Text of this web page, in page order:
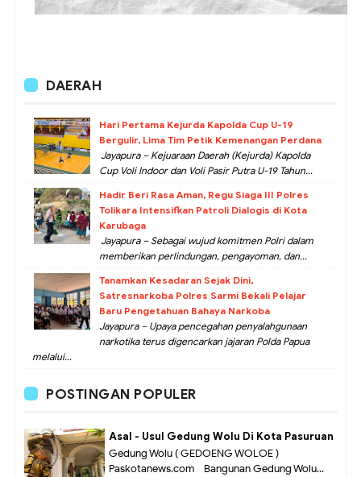
DAERAH
Hari Pertama Kejurda Kapolda Cup U-19
Bergulir, Lima Tim Petik Kemenangan Perdana
Jayapura – Kejuaraan Daerah (Kejurda) Kapolda
Cup Voli Indoor dan Voli Pasir Putra U-19 Tahun...
Hadir Beri Rasa Aman, Regu Siaga III Polres
Tolikara Intensifkan Patroli Dialogis di Kota
Karubaga
Jayapura – Sebagai wujud komitmen Polri dalam
memberikan perlindungan, pengayoman, dan...
Tanamkan Kesadaran Sejak Dini,
Satresnarkoba Polres Sarmi Bekali Pelajar
Baru Pengetahuan Bahaya Narkoba
Jayapura – Upaya pencegahan penyalahgunaan
narkotika terus digencarkan jajaran Polda Papua
melalui...
POSTINGAN POPULER
Asal - Usul Gedung Wolu Di Kota Pasuruan
Gedung Wolu ( GEDOENG WOLOE )
Paskotanews.com - Bangunan Gedung Wolu...